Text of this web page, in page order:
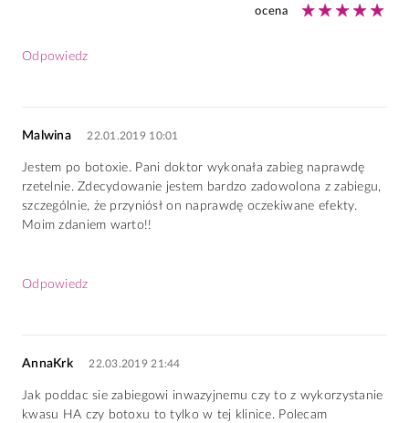
ocena
Odpowiedz
Malwina 22.01.2019 10:01
Jestem po botoxie. Pani doktor wykonała zabieg naprawdę
rzetelnie. Zdecydowanie jestem bardzo zadowolona z zabiegu,
szczególnie, że przyniósł on naprawdę oczekiwane efekty.
Moim zdaniem warto!!
Odpowiedz
AnnaKrk 22.03.2019 21:44
Jak poddac sie zabiegowi inwazyjnemu czy to z wykorzystanie
kwasu HA czy botoxu to tylko w tej klinice. Polecam